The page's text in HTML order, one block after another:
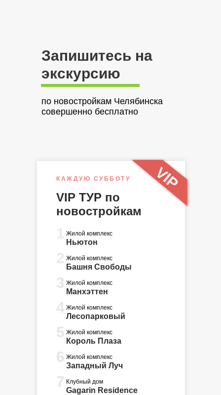
Запишитесь на
экскурсию
по новостройкам Челябинска
совершенно бесплатно
КАЖДУЮ СУББОТУ
VIP ТУР по
новостройкам
Ньютон
Башня Свободы
3
4
5
6
7
Манхэттен
Лесопарковый
Король Плаза
Западный Луч
Gagarin Residence
Жилой комплекс
Жилой комплекс
Жилой комплекс
Жилой комплекс
Жилой комплекс
Жилой комплекс
Клубный дом
VIP